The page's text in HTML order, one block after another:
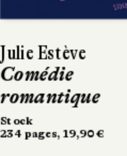
Agnès
Vannouvong
Brute
Mercure de France
194 pages, 20 €